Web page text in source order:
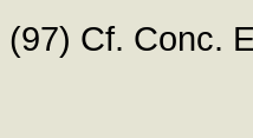
(97) Cf. Conc.